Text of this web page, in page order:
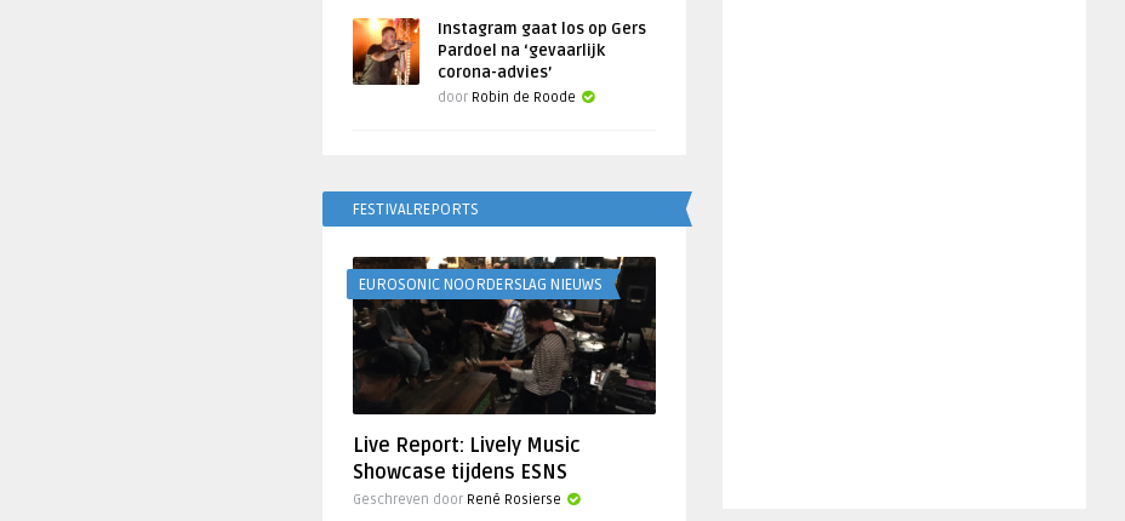
Instagram gaat los op Gers
Pardoel na ‘gevaarlijk
corona-advies’
door Robin de Roode
FESTIVALREPORTS
EUROSONIC NOORDERSLAG NIEUWS
Live Report: Lively Music
Showcase tijdens ESNS
Geschreven door René Rosierse